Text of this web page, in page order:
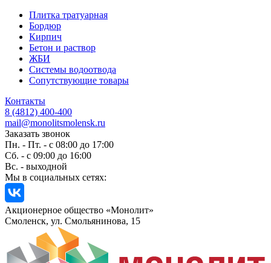
Плитка тратуарная
Бордюр
Кирпич
Бетон и раствор
ЖБИ
Системы водоотвода
Сопутствующие товары
Контакты
8 (4812) 400-400
mail@monolitsmolensk.ru
Заказать звонок
Пн. - Пт. - с 08:00 до 17:00
Сб. - с 09:00 до 16:00
Вс. - выходной
Мы в социальных сетях:
Акционерное общество «Монолит»
Смоленск, ул. Смольянинова, 15